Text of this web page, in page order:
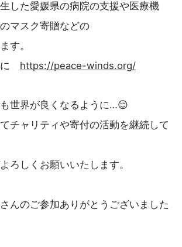
した愛媛県の病院の支援や医療機
マスク寄贈などの
す。
に https://peace-winds.org/
世界が良くなるように…😌
チャリティや寄付の活動を継続して
ろしくお願いいたします。
んのご参加ありがとうございました